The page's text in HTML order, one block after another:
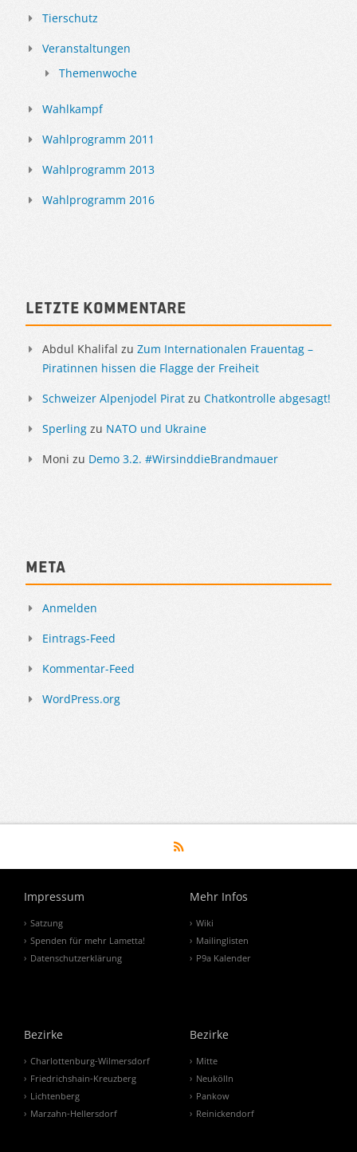
Tierschutz
Veranstaltungen
Themenwoche
Wahlkampf
Wahlprogramm 2011
Wahlprogramm 2013
Wahlprogramm 2016
Letzte Kommentare
Abdul Khalifal zu Zum Internationalen Frauentag –
Piratinnen hissen die Flagge der Freiheit
Schweizer Alpenjodel Pirat zu Chatkontrolle abgesagt!
Sperling zu NATO und Ukraine
Moni zu Demo 3.2. #WirsinddieBrandmauer
Meta
Anmelden
Eintrags-Feed
Kommentar-Feed
WordPress.org
Impressum
Satzung
Spenden für mehr Lametta!
Datenschutzerklärung
Mehr Infos
Wiki
Mailinglisten
P9a Kalender
Bezirke
Charlottenburg-Wilmersdorf
Friedrichshain-Kreuzberg
Lichtenberg
Marzahn-Hellersdorf
Bezirke
Mitte
Neukölln
Pankow
Reinickendorf